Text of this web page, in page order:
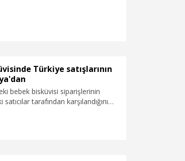
Türkiye satışlarının
bebek bisküvisi siparişlerinin
tarafından karşılandığını
dört bir yanına ulaştırıyor"